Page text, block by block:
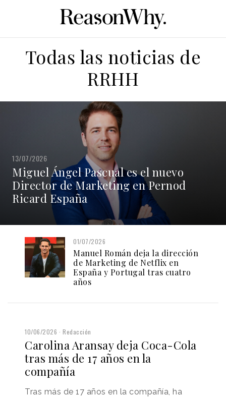
Todas las noticias de
RRHH
13/07/2026
Miguel Ángel Pascual es el nuevo
Director de Marketing en Pernod
Ricard España
01/07/2026
Manuel Román deja la dirección
de Marketing de Netflix en
España y Portugal tras cuatro
años
10/06/2026 Redacción
Carolina Aransay deja Coca-Cola
tras más de 17 años en la
compañía
Tras más de 17 años en la compañía, ha